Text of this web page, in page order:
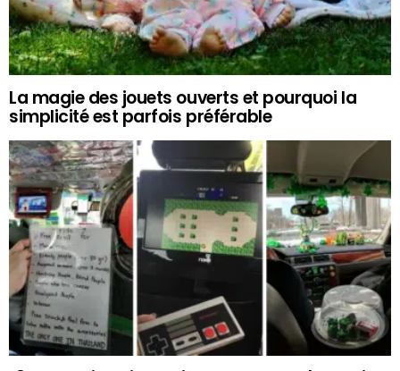
La magie des jouets ouverts et pourquoi la
simplicité est parfois préférable